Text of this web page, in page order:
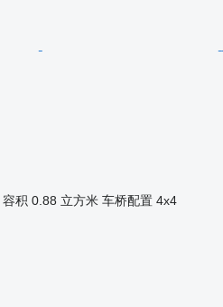
容积 0.88 立方米 车桥配置 4x4